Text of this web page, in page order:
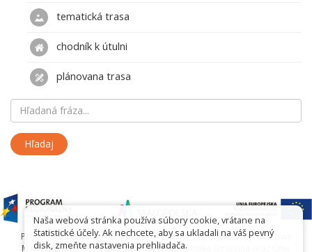
tematická trasa
chodník k útulni
plánovana trasa
Projekt współfinansowany przez Urząd Marszałkowski Województwa
Małopolskiego w ramach programu Małopolska Gościnna oraz Unię
Naša webová stránka používa súbory cookie, vrátane na
štatistické účely. Ak nechcete, aby sa ukladali na váš pevný
disk, zmeňte nastavenia prehliadača.